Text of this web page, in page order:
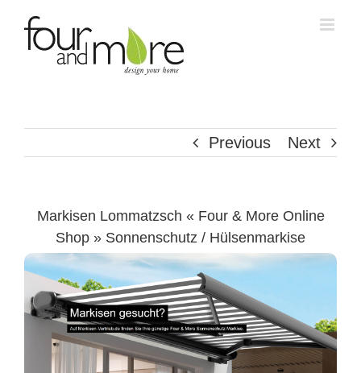
Previous Next
Markisen Lommatzsch « Four & More Online
Shop » Sonnenschutz / Hülsenmarkise